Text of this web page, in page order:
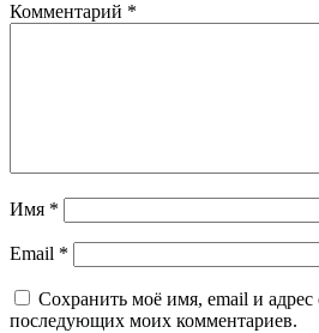
Комментарий *
Имя *
Email *
Сохранить моё имя, email и адрес
последующих моих комментариев.